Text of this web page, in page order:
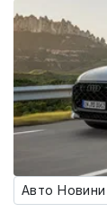
Авто Новини